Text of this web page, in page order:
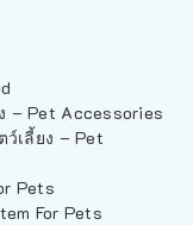
– Pet Accessories
เลี้ยง – Pet
Pets
For Pets